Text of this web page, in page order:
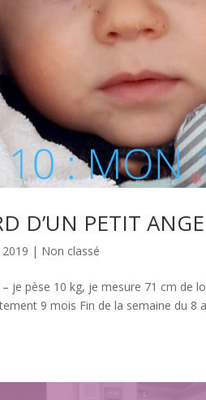
D’UN PETIT
| Non classé
je pèse 10 kg, je mesure 71 cm de
9 mois Fin de la semaine du